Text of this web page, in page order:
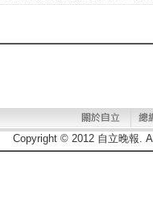
Copyright © 2012 自立晚報.